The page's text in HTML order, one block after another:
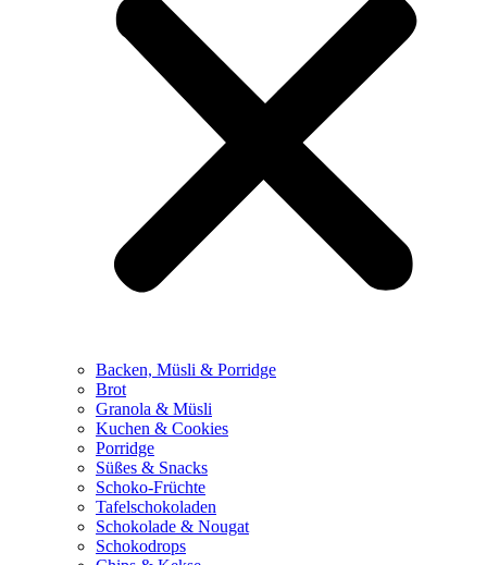
Backen, Müsli & Porridge
Brot
Granola & Müsli
Kuchen & Cookies
Porridge
Süßes & Snacks
Schoko-Früchte
Tafelschokoladen
Schokolade & Nougat
Schokodrops